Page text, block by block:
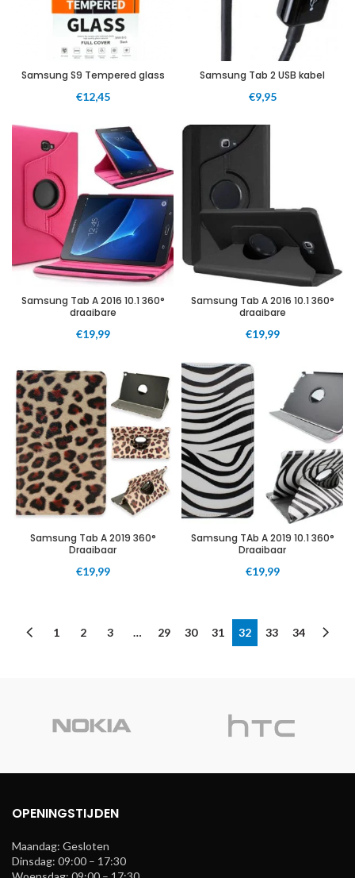
Samsung S9 Tempered glass
€12,45
Samsung Tab 2 USB kabel
€9,95
Samsung Tab A 2016 10.1 360°
draaibare
€19,99
Samsung Tab A 2016 10.1 360°
draaibare
€19,99
Samsung Tab A 2019 360°
Draaibaar
€19,99
Samsung TAb A 2019 10.1 360°
Draaibaar
€19,99
1 2 3 … 29 30 31 32 33 34
OPENINGSTIJDEN
Maandag: Gesloten
Dinsdag: 09:00 – 17:30